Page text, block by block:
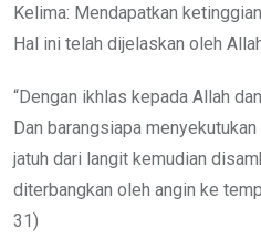
Kelima: Mendapatkan
Hal ini telah dijelaskan oleh
“Dengan ikhlas kepada Allah
Dan barangsiapa
jatuh dari langit kemudian
diterbangkan oleh angin ke
31)